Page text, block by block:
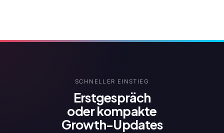
SCHNELLER EINSTIEG
Erstgespräch
oder kompakte
Growth-Updates